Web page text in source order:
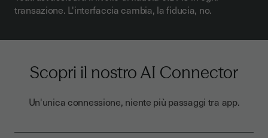
transazione. L'interfaccia cambia, la fiducia, no.
Scopri il nostro AI Connector
Un'unica connessione, niente più passaggi tra app.